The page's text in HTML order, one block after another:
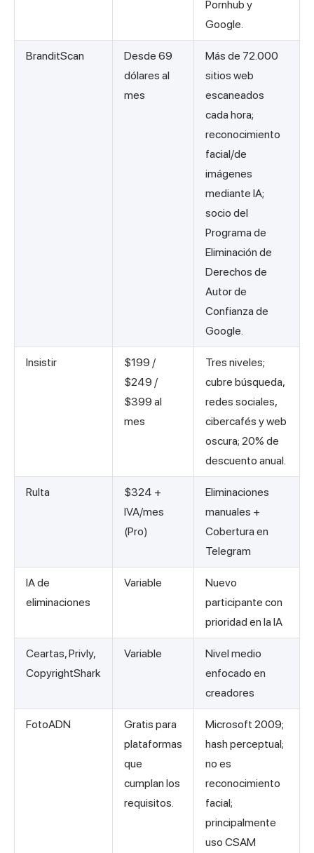
Pornhub y
Google.
BranditScan
Desde 69
dólares al
mes
Más de 72.000
sitios web
escaneados
cada hora;
reconocimiento
facial/de
imágenes
mediante IA;
socio del
Programa de
Eliminación de
Derechos de
Autor de
Confianza de
Google.
Insistir
$199 /
$249 /
$399 al
mes
Tres niveles;
cubre búsqueda,
redes sociales,
cibercafés y web
oscura; 20% de
descuento anual.
Rulta
$324 +
IVA/mes
(Pro)
Eliminaciones
manuales +
Cobertura en
Telegram
IA de
eliminaciones
Variable
Nuevo
participante con
prioridad en la IA
Ceartas, Privly,
CopyrightShark
Variable
Nivel medio
enfocado en
creadores
FotoADN
Gratis para
plataformas
que
cumplan los
requisitos.
Microsoft 2009;
hash perceptual;
no es
reconocimiento
facial;
principalmente
uso CSAM